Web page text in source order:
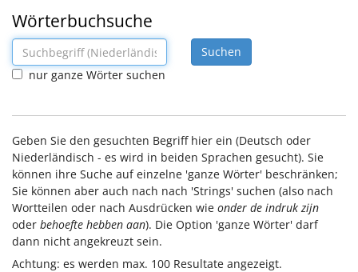
Wörterbuchsuche
nur ganze Wörter suchen
Geben Sie den gesuchten Begriff hier ein (Deutsch oder
Niederländisch - es wird in beiden Sprachen gesucht). Sie
können ihre Suche auf einzelne 'ganze Wörter' beschränken;
Sie können aber auch nach nach 'Strings' suchen (also nach
Wortteilen oder nach Ausdrücken wie onder de indruk zijn
oder behoefte hebben aan). Die Option 'ganze Wörter' darf
dann nicht angekreuzt sein.
Achtung: es werden max. 100 Resultate angezeigt.